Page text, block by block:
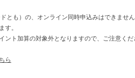
も）の、オンライン同時申込みはできません
す。
ト加算の対象外となりますので、ご注意くだ
ら